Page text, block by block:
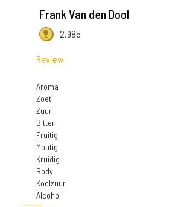
Frank Van den Dool
2.985
Review
Aroma
Zoet
Zuur
Bitter
Fruitig
Moutig
Kruidig
Body
Koolzuur
Alcohol